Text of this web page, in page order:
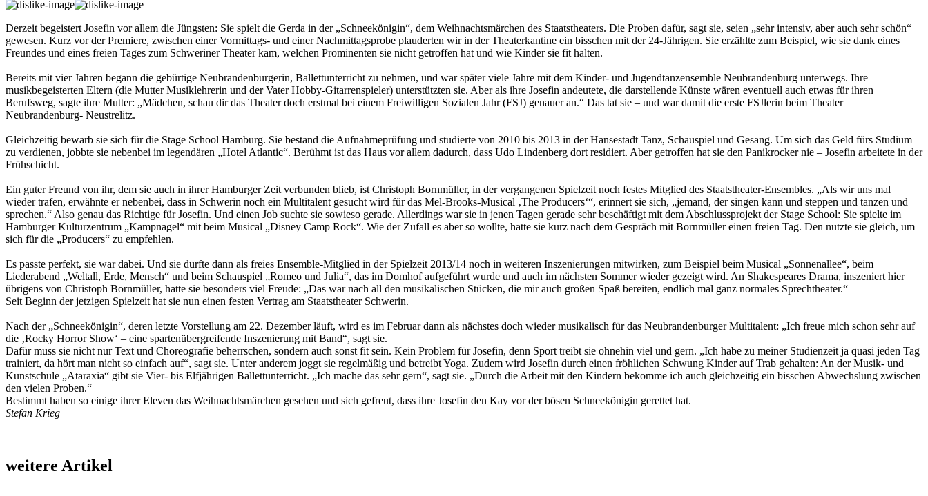
Derzeit begeistert Josefin vor allem die Jüngsten: Sie spielt die Gerda in der „Schneekönigin“, dem Weihnachtsmärchen des Staatstheaters. Die Proben dafür, sagt sie, seien „sehr intensiv, aber auch sehr schön“
gewesen. Kurz vor der Premiere, zwischen einer Vormittags- und einer Nachmittagsprobe plauderten wir in der Theaterkantine ein bisschen mit der 24-Jährigen. Sie erzählte zum Beispiel, wie sie dank eines
Freundes und eines freien Tages zum Schweriner Theater kam, welchen Prominenten sie nicht getroffen hat und wie Kinder sie fit halten.
Bereits mit vier Jahren begann die gebürtige Neubrandenburgerin, Ballettunterricht zu nehmen, und war später viele Jahre mit dem Kinder- und Jugend­tanzensemble Neubrandenburg unterwegs. Ihre
musikbegeisterten Eltern (die Mutter Musiklehrerin und der Vater Hobby-Gitarrenspieler) unterstützten sie. Aber als ihre Josefin andeutete, die darstellende Künste wären eventuell auch etwas für ihren
Berufsweg, sagte ihre Mutter: „Mädchen, schau dir das Theater doch erstmal bei einem Freiwilligen Sozialen Jahr (FSJ) genauer an.“ Das tat sie – und war damit die erste FSJlerin beim Theater
Neubrandenburg- Neustrelitz.
Gleichzeitig bewarb sie sich für die Stage School Hamburg. Sie bestand die Aufnahmeprüfung und studierte von 2010 bis 2013 in der Hansestadt Tanz, Schauspiel und Gesang. Um sich das Geld fürs Studium
zu verdienen, jobbte sie nebenbei im legendären „Hotel Atlantic“. Berühmt ist das Haus vor allem dadurch, dass Udo Lindenberg dort residiert. Aber getroffen hat sie den Panikrocker nie – Josefin arbeitete in der
Frühschicht.
Ein guter Freund von ihr, dem sie auch in ihrer Hamburger Zeit verbunden blieb, ist Christoph Bornmüller, in der vergangenen Spielzeit noch festes Mitglied des Staatstheater-Ensembles. „Als wir uns mal
wieder trafen, erwähnte er nebenbei, dass in Schwerin noch ein Multitalent gesucht wird für das Mel-Brooks-Musical ‚The Producers‘“, erinnert sie sich, „jemand, der singen kann und steppen und tanzen und
sprechen.“ Also genau das Richtige für Josefin. Und einen Job suchte sie sowieso gerade. Allerdings war sie in jenen Tagen gerade sehr beschäftigt mit dem Abschlussprojekt der Stage School: Sie spielte im
Hamburger Kul­tur­zen­trum „Kampnagel“ mit beim Musical „Disney Camp Rock“. Wie der Zufall es aber so wollte, hatte sie kurz nach dem Gespräch mit Bornmüller einen freien Tag. Den nutzte sie gleich, um
sich für die „Producers“ zu empfehlen.
Es passte perfekt, sie war dabei. Und sie durfte dann als freies Ensemble-Mitglied in der Spielzeit 2013/14 noch in weiteren Inszenierungen mitwirken, zum Beispiel beim Musical „Sonnenallee“, beim
Liederabend „Weltall, Erde, Mensch“ und beim Schauspiel „Romeo und Julia“, das im Domhof aufgeführt wurde und auch im nächsten Sommer wieder gezeigt wird. An Shakespeares Drama, inszeniert hier
übrigens von Christoph Bornmüller, hatte sie besonders viel Freude: „Das war nach all den musikalischen Stücken, die mir auch großen Spaß bereiten, endlich mal ganz normales Sprechtheater.“
Seit Beginn der jetzigen Spielzeit hat sie nun einen festen Vertrag am Staatstheater Schwerin.
Nach der „Schneekönigin“, deren letzte Vorstellung am 22. Dezember läuft, wird es im Februar dann als nächstes doch wieder musikalisch für das Neubrandenburger Multitalent: „Ich freue mich schon sehr auf
die ‚Rocky Horror Show‘ – eine spartenübergreifende Inszenierung mit Band“, sagt sie.
Dafür muss sie nicht nur Text und Choreografie beherrschen, sondern auch sonst fit sein. Kein Problem für Josefin, denn Sport treibt sie ohnehin viel und gern. „Ich habe zu meiner Studienzeit ja quasi jeden Tag
trainiert, da hört man nicht so einfach auf“, sagt sie. Unter anderem joggt sie regelmäßig und betreibt Yoga. Zudem wird Josefin durch einen fröhlichen Schwung Kinder auf Trab gehalten: An der Musik- und
Kunstschule „Ataraxia“ gibt sie Vier- bis Elfjährigen Ballettunterricht. „Ich mache das sehr gern“, sagt sie. „Durch die Arbeit mit den Kindern bekomme ich auch gleichzeitig ein bisschen Abwechslung zwischen
den vielen Proben.“
Bestimmt haben so einige ihrer Eleven das Weihnachtsmärchen gesehen und sich gefreut, dass ihre Josefin den Kay vor der bösen Schneekönigin gerettet hat.
Stefan Krieg
weitere Artikel